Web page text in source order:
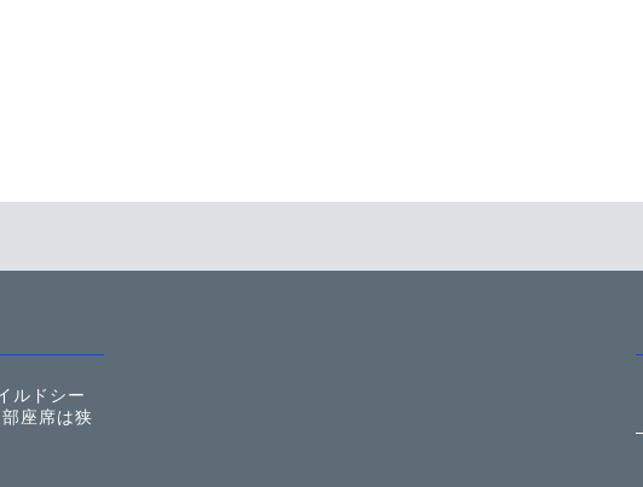
ルドシー
座席は狭